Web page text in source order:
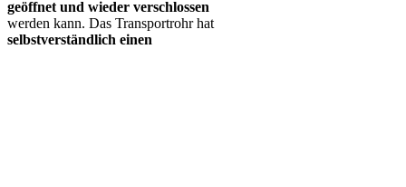
geöffnet und wieder verschlossen
werden kann. Das Transportrohr hat
selbstverständlich einen